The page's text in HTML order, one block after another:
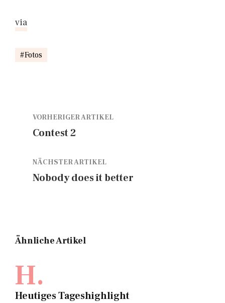
via
Fotos
VORHERIGER ARTIKEL
Contest 2
NÄCHSTER ARTIKEL
Nobody does it better
Ähnliche Artikel
H.
Heutiges Tageshighlight